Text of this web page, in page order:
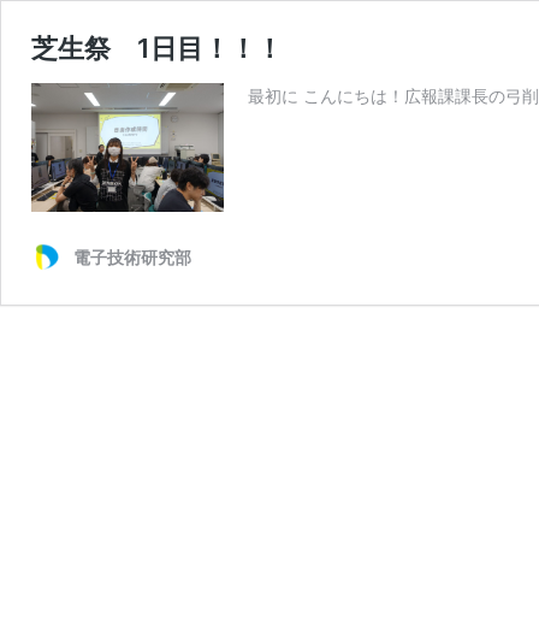
芝生祭 1日目！！！
最初に こんにちは！広報課課長の弓
電子技術研究部